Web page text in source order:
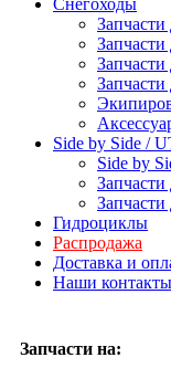
Снегоходы
Запчасти
Запчасти
Side by Side /
Side by
Запчасти
Запчасти
Гидроциклы
Распродажа
Доставка и
Наши контакты
Запчасти на: